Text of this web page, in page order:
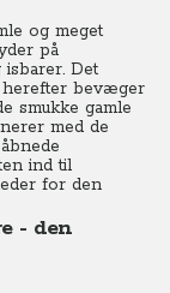
og meget
på
isbarer. Det
herefter bevæger
smukke gamle
med de
ind til
for den
- den